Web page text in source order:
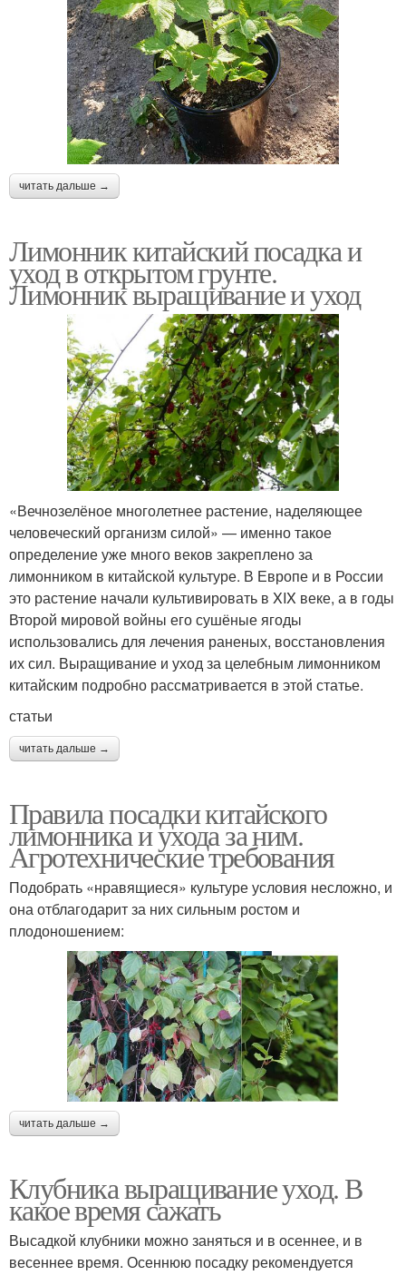
читать дальше →
Лимонник китайский посадка и
уход в открытом грунте.
Лимонник выращивание и уход
«Вечнозелёное многолетнее растение, наделяющее
человеческий организм силой» — именно такое
определение уже много веков закреплено за
лимонником в китайской культуре. В Европе и в России
это растение начали культивировать в XIX веке, а в годы
Второй мировой войны его сушёные ягоды
использовались для лечения раненых, восстановления
их сил. Выращивание и уход за целебным лимонником
китайским подробно рассматривается в этой статье.
статьи
читать дальше →
Правила посадки китайского
лимонника и ухода за ним.
Агротехнические требования
Подобрать «нравящиеся» культуре условия несложно, и
она отблагодарит за них сильным ростом и
плодоношением:
читать дальше →
Клубника выращивание уход. В
какое время сажать
Высадкой клубники можно заняться и в осеннее, и в
весеннее время. Осеннюю посадку рекомендуется